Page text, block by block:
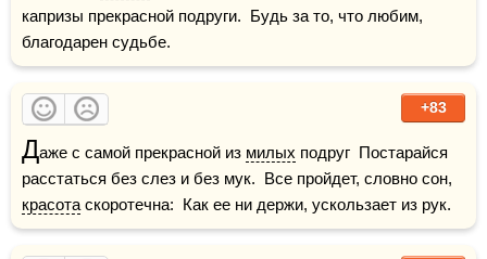
капризы прекрасной подруги.  Будь за то, что любим,
благодарен судьбе.
+83
Даже с самой прекрасной из милых подруг  Постарайся
красота скоротечна:  Как ее ни держи, ускользает из рук.